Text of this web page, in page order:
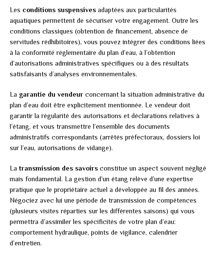
Les conditions suspensives adaptées aux particularités
aquatiques permettent de sécuriser votre engagement. Outre les
conditions classiques (obtention de financement, absence de
servitudes rédhibitoires), vous pouvez intégrer des conditions liées
à la conformité réglementaire du plan d’eau, à l’obtention
d’autorisations administratives spécifiques ou à des résultats
satisfaisants d’analyses environnementales.
La garantie du vendeur concernant la situation administrative du
plan d’eau doit être explicitement mentionnée. Le vendeur doit
garantir la régularité des autorisations et déclarations relatives à
l’étang, et vous transmettre l’ensemble des documents
administratifs correspondants (arrêtés préfectoraux, dossiers loi
sur l’eau, autorisations de vidange).
La transmission des savoirs constitue un aspect souvent négligé
mais fondamental. La gestion d’un étang relève d’une expertise
pratique que le propriétaire actuel a développée au fil des années.
Négociez avec lui une période de transmission de compétences
(plusieurs visites réparties sur les différentes saisons) qui vous
permettra d’assimiler les spécificités de votre plan d’eau:
comportement hydraulique, points de vigilance, calendrier
d’entretien.